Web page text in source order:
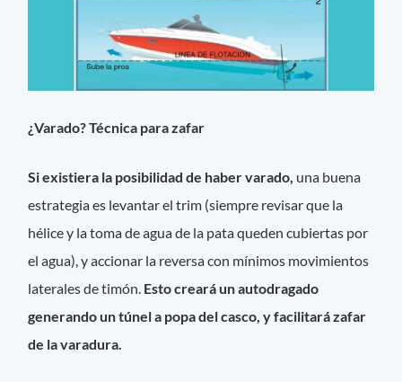
¿Varado? Técnica para zafar
Si existiera la posibilidad de haber varado, una buena
estrategia es levantar el trim (siempre revisar que la
hélice y la toma de agua de la pata queden cubiertas por
el agua), y accionar la reversa con mínimos movimientos
laterales de timón. Esto creará un autodragado
generando un túnel a popa del casco, y facilitará zafar
de la varadura.